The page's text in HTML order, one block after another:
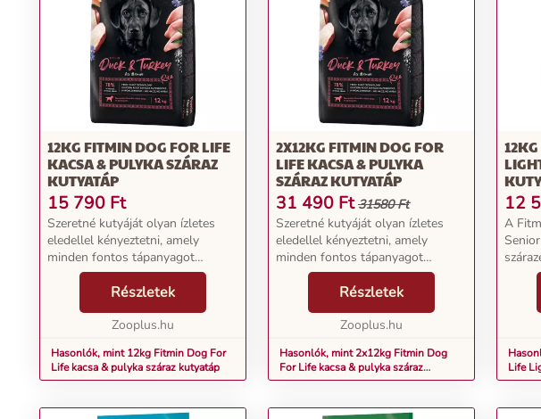
12KG FITMIN DOG FOR LIFE
KACSA & PULYKA SZÁRAZ
KUTYATÁP
15 790 Ft
Szeretné kutyáját olyan ízletes
eledellel kényeztetni, amely
minden fontos tápanyagot
tartalmaz és könnyen
emészthető? A Fitmin Dog For
Life Duck Turkey Granulátum
ízletes kacsából és más válogatott
Részletek
Zooplus.hu
Hasonlók, mint 12kg Fitmin Dog For
Life kacsa & pulyka száraz kutyatáp
2X12KG FITMIN DOG FOR
LIFE KACSA & PULYKA
SZÁRAZ KUTYATÁP
31 490 Ft 31580 Ft
Szeretné kutyáját olyan ízletes
eledellel kényeztetni, amely
minden fontos tápanyagot
tartalmaz és könnyen
emészthető? A Fitmin Dog For
Life Duck Turkey Granulátum
ízletes kacsából és más válogatott
Részletek
Zooplus.hu
Hasonlók, mint 2x12kg Fitmin Dog
For Life kacsa & pulyka száraz
kutyatáp
12
A
az
Life